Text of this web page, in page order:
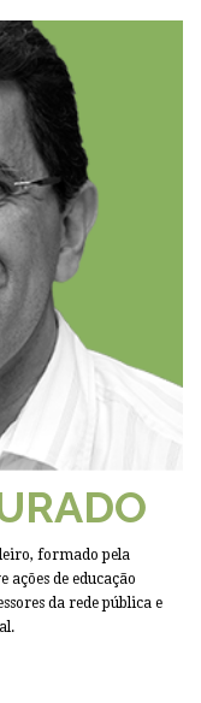
formado pela
ações de educação
da rede pública e